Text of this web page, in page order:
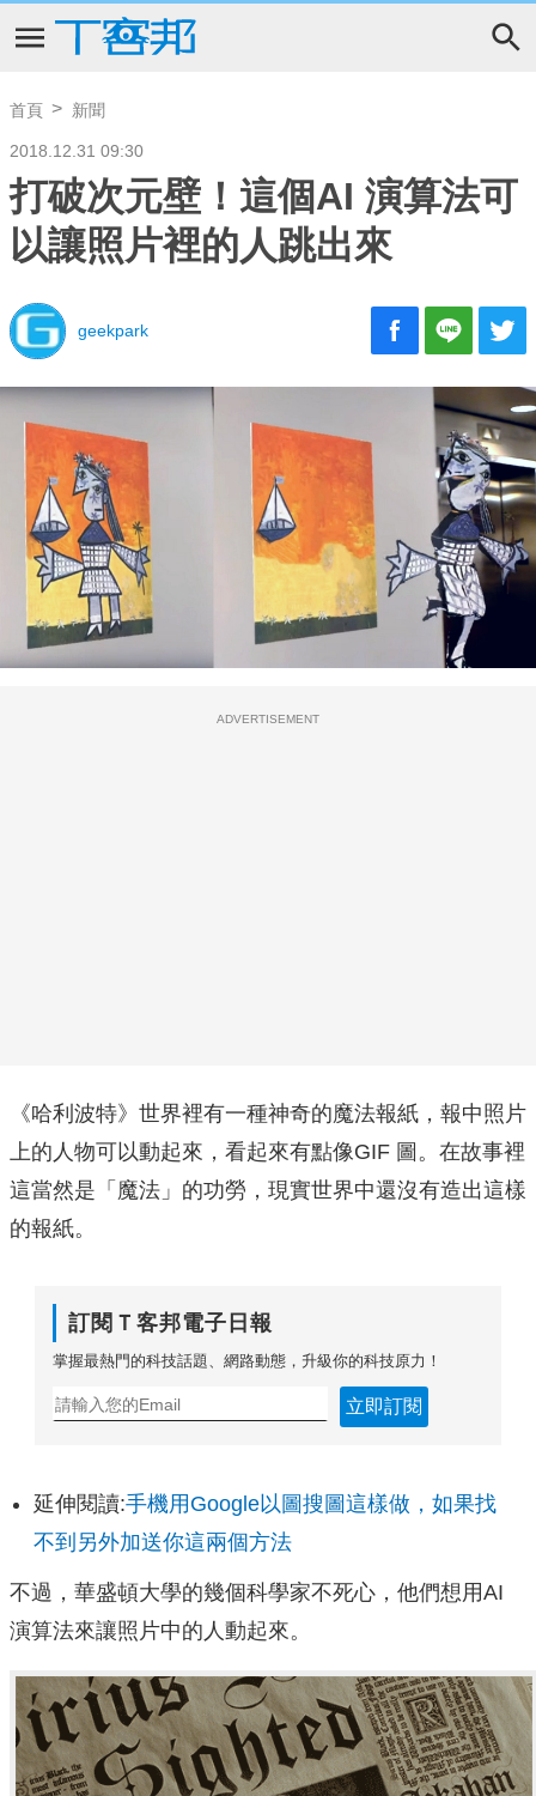
首頁 新聞
2018.12.31 09:30
打破次元壁！這個AI 演算法可
以讓照片裡的人跳出來
geekpark
ADVERTISEMENT
《哈利波特》世界裡有一種神奇的魔法報紙，報中照片
上的人物可以動起來，看起來有點像GIF 圖。在故事裡
這當然是「魔法」的功勞，現實世界中還沒有造出這樣
的報紙。
訂閱Ｔ客邦電子日報
掌握最熱門的科技話題、網路動態，升級你的科技原力！
立即訂閱
延伸閱讀:手機用Google以圖搜圖這樣做，如果找
不到另外加送你這兩個方法
不過，華盛頓大學的幾個科學家不死心，他們想用AI
演算法來讓照片中的人動起來。